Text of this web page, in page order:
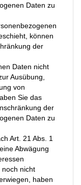
Daten zu
können
der
Daten nicht
Ausübung,
von
Sie das
der
Daten zu
Art. 21 Abs. 1
Abwägung
nicht
haben